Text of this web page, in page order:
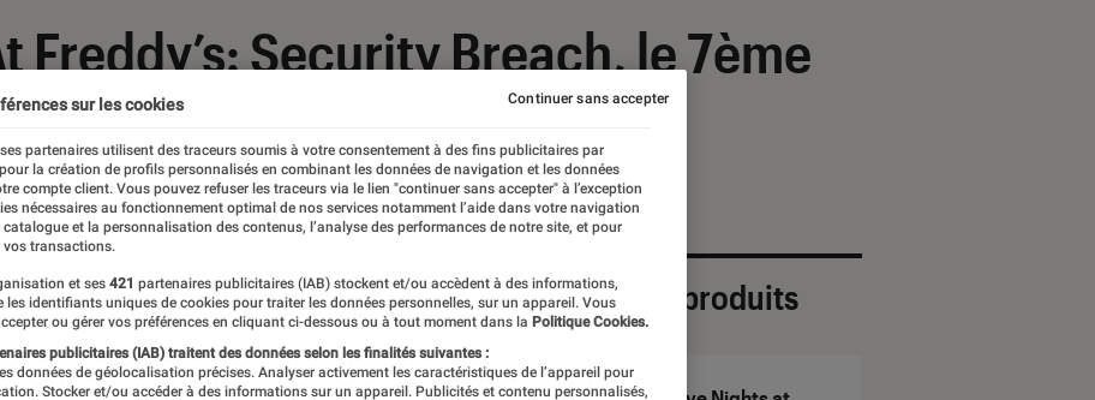
Freddy’s: Security Breach, le 7ème
sur PS5, PS4 et PC
Sélection de produits
sur les cookies
partenaires utilisent des traceurs soumis à votre consentement à des fins publicitaires par
la création de profils personnalisés en combinant les données de navigation et les données
compte client. Vous pouvez refuser les traceurs via le lien "continuer sans accepter" à l’exception
nécessaires au fonctionnement optimal de nos services notamment l’aide dans votre navigation
et la personnalisation des contenus, l’analyse des performances de notre site, et pour
vos transactions.
et ses 421 partenaires publicitaires (IAB) stockent et/ou accèdent à des informations,
les identifiants uniques de cookies pour traiter les données personnelles, sur un appareil. Vous
ou gérer vos préférences en cliquant ci-dessous ou à tout moment dans la Politique Cookies.
publicitaires (IAB) traitent des données selon les finalités suivantes :
données de géolocalisation précises. Analyser activement les caractéristiques de l’appareil pour
Stocker et/ou accéder à des informations sur un appareil. Publicités et contenu personnalisés,
Continuer sans accepter